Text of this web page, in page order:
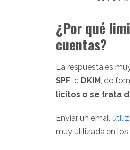
¿Por qué
cuentas?
La respuesta es
SPF o DKIM , de
lícitos o se trata
Enviar un email
muy utilizada en los